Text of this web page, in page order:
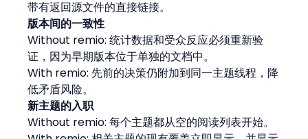
带有返回源文件的直接链接。
版本间的一致性
Without remio: 统计数据和受众反应必须重新验
证，因为早期版本位于单独的文档中。
With remio: 先前的决策仍附加到同一主题线程，降
低矛盾风险。
新主题的入职
Without remio: 每个主题都从空的阅读列表开始。